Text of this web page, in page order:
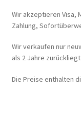
Wir akzeptieren Visa,
Zahlung,
Wir verkaufen nur
als 2 Jahre zurückliegt.
Die Preise enthalten